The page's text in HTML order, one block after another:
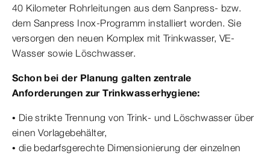
40 Kilometer Rohrleitungen aus dem Sanpress- bzw.
dem Sanpress Inox-Programm installiert worden. Sie
versorgen den neuen Komplex mit Trinkwasser, VE-
Wasser sowie Löschwasser.
Schon bei der Planung galten zentrale
Anforderungen zur Trinkwasserhygiene:
• Die strikte Trennung von Trink- und Löschwasser über
einen Vorlagebehälter,
• die bedarfsgerechte Dimensionierung der einzelnen